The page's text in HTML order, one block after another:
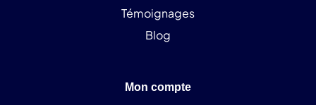
Témoignages
Blog
Mon compte